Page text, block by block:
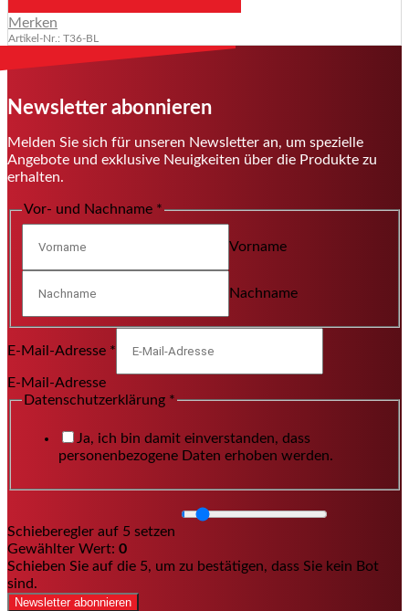
Merken
Artikel-Nr.: T36-BL
Newsletter abonnieren
Melden Sie sich für unseren Newsletter an, um spezielle
Angebote und exklusive Neuigkeiten über die Produkte zu
erhalten.
Vor- und Nachname *
Vorname
Nachname
E-Mail-Adresse *
E-Mail-Adresse
Datenschutzerklärung *
Ja, ich bin damit einverstanden, dass
personenbezogene Daten erhoben werden.
Schieberegler auf 5 setzen
Gewählter Wert: 0
Schieben Sie auf die 5, um zu bestätigen, dass Sie kein Bot
sind.
Newsletter abonnieren